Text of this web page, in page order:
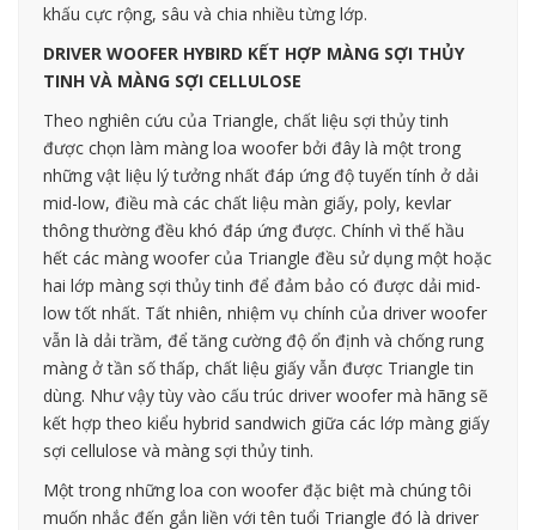
khấu cực rộng, sâu và chia nhiều từng lớp.
DRIVER WOOFER HYBIRD KẾT HỢP MÀNG SỢI THỦY
TINH VÀ MÀNG SỢI CELLULOSE
Theo nghiên cứu của Triangle, chất liệu sợi thủy tinh
được chọn làm màng loa woofer bởi đây là một trong
những vật liệu lý tưởng nhất đáp ứng độ tuyến tính ở dải
mid-low, điều mà các chất liệu màn giấy, poly, kevlar
thông thường đều khó đáp ứng được. Chính vì thế hầu
hết các màng woofer của Triangle đều sử dụng một hoặc
hai lớp màng sợi thủy tinh để đảm bảo có được dải mid-
low tốt nhất. Tất nhiên, nhiệm vụ chính của driver woofer
vẫn là dải trầm, để tăng cường độ ổn định và chống rung
màng ở tần số thấp, chất liệu giấy vẫn được Triangle tin
dùng. Như vậy tùy vào cấu trúc driver woofer mà hãng sẽ
kết hợp theo kiểu hybrid sandwich giữa các lớp màng giấy
sợi cellulose và màng sợi thủy tinh.
Một trong những loa con woofer đặc biệt mà chúng tôi
muốn nhắc đến gắn liền với tên tuổi Triangle đó là driver